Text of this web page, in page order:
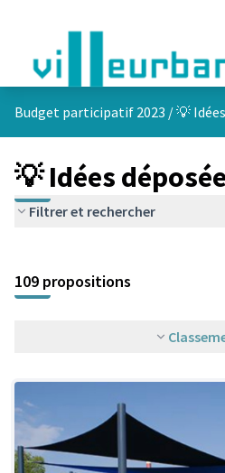
Budget participatif 2023 /💡
💡 Idées
Filtrer et rechercher
+
−
109 propositions